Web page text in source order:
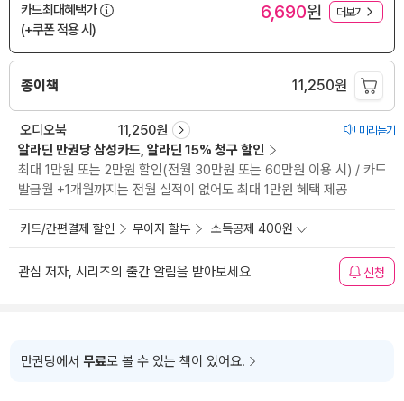
카드최대혜택가
(+쿠폰 적용 시)
6,690원 더보기
종이책 11,250원
오디오북 11,250원 미리듣기
알라딘 만권당 삼성카드, 알라딘 15% 청구 할인
최대 1만원 또는 2만원 할인(전월 30만원 또는 60만원 이용 시) / 카드
발급월 +1개월까지는 전월 실적이 없어도 최대 1만원 혜택 제공
카드/간편결제 할인 무이자 할부 소득공제 400원
관심 저자, 시리즈의 출간 알림을 받아보세요 신청
만권당에서 무료로 볼 수 있는 책이 있어요.